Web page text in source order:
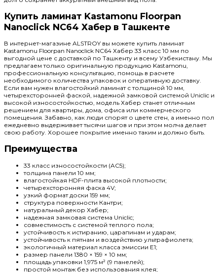
Купить ламинат Kastamonu Floorpan
Nanoclick NC64 Хабер в Ташкенте
В интернет-магазине ALSTROY вы можете купить ламинат
Kastamonu Floorpan Nanoclick NC64 Хабер 33 класс 10 мм по
выгодной цене с доставкой по Ташкенту и всему Узбекистану. Мы
предлагаем только оригинальную продукцию Kastamonu,
профессиональную консультацию, помощь в расчете
необходимого количества упаковок и оперативную доставку.
Если вам нужен влагостойкий ламинат с толщиной 10 мм,
четырехсторонней фаской, надежной замковой системой Uniclic и
высокой износостойкостью, модель Хабер станет отличным
решением для квартиры, дома, офиса или коммерческого
помещения. Забавно, как люди спорят о цвете стен, а именно пол
ежедневно выдерживает тысячи шагов и при этом молча делает
свою работу. Хорошее покрытие именно таким и должно быть.
Преимущества
33 класс износостойкости (AC5);
толщина панели 10 мм;
влагостойкая HDF-плита высокой плотности;
четырехсторонняя фаска 4V;
узкий формат доски 159 мм;
структура поверхности Кантри;
натуральный декор Хабер;
надежная замковая система Uniclic;
совместимость с системой теплого пола;
устойчивость к истиранию, царапинам и ударам;
устойчивость к пятнам и воздействию ультрафиолета;
экологичный материал класса эмиссии E1;
размер панели 1380 × 159 × 10 мм;
площадь упаковки 1,975 м² (9 панелей);
простой монтаж без использования клея;